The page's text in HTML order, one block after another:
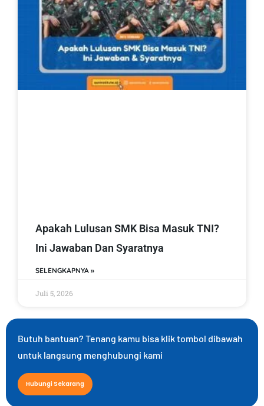
Apakah Lulusan SMK Bisa Masuk TNI?
Ini Jawaban Dan Syaratnya
SELENGKAPNYA »
Juli 5, 2026
Butuh bantuan? Tenang kamu bisa klik tombol dibawah
untuk langsung menghubungi kami
Hubungi Sekarang